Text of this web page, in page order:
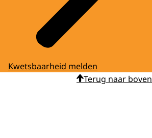
Kwetsbaarheid melden
Terug naar boven